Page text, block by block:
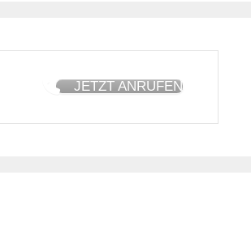
JETZT ANRUFEN